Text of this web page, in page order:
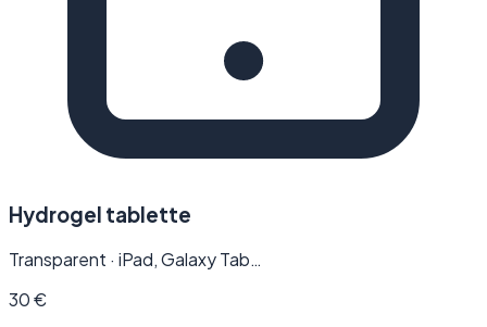
Hydrogel tablette
Transparent · iPad, Galaxy Tab…
30€